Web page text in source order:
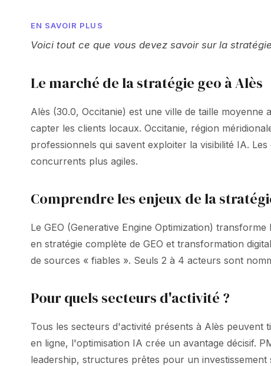
EN SAVOIR PLUS
Voici tout ce que vous devez savoir sur la
Le marché de la stratégie geo à Alès
Alès (30.0, Occitanie) est une ville de taille
capter les clients locaux. Occitanie, région
professionnels qui savent exploiter la visibilité IA.
concurrents plus agiles.
Comprendre les enjeux de la
Le GEO (Generative Engine Optimization)
en stratégie complète de GEO et transformation
de sources « fiables ». Seuls 2 à 4 acteurs sont
Pour quels secteurs d'activité ?
Tous les secteurs d'activité présents à Alès
en ligne, l'optimisation IA crée un avantage décisif.
leadership, structures prêtes pour un investissement